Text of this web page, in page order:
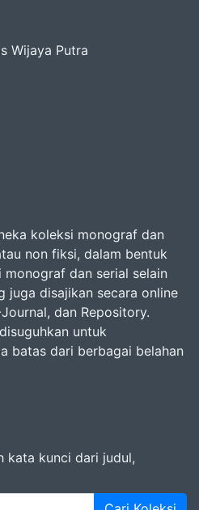
Wijaya Putra
koleksi monograf dan
non fiksi, dalam bentuk
dan serial selain
juga disajikan secara online
dan Repository.
untuk
batas dari berbagai belahan
kata kunci dari judul,